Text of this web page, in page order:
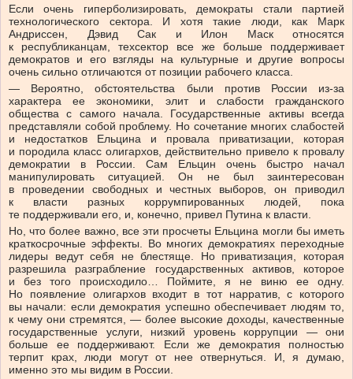
Если очень гиперболизировать, демократы стали партией
технологического сектора. И хотя такие люди, как Марк
Андриссен, Дэвид Сак и Илон Маск относятся
к республиканцам, техсектор все же больше поддерживает
демократов и его взгляды на культурные и другие вопросы
очень сильно отличаются от позиции рабочего класса.
— Вероятно, обстоятельства были против России из-за
характера ее экономики, элит и слабости гражданского
общества с самого начала. Государственные активы всегда
представляли собой проблему. Но сочетание многих слабостей
и недостатков Ельцина и провала приватизации, которая
и породила класс олигархов, действительно привело к провалу
демократии в России. Сам Ельцин очень быстро начал
манипулировать ситуацией. Он не был заинтересован
в проведении свободных и честных выборов, он приводил
к власти разных коррумпированных людей, пока
те поддерживали его, и, конечно, привел Путина к власти.
Но, что более важно, все эти просчеты Ельцина могли бы иметь
краткосрочные эффекты. Во многих демократиях переходные
лидеры ведут себя не блестяще. Но приватизация, которая
разрешила разграбление государственных активов, которое
и без того происходило… Поймите, я не виню ее одну.
Но появление олигархов входит в тот нарратив, с которого
вы начали: если демократия успешно обеспечивает людям то,
к чему они стремятся, — более высокие доходы, качественные
государственные услуги, низкий уровень коррупции — они
больше ее поддерживают. Если же демократия полностью
терпит крах, люди могут от нее отвернуться. И, я думаю,
именно это мы видим в России.